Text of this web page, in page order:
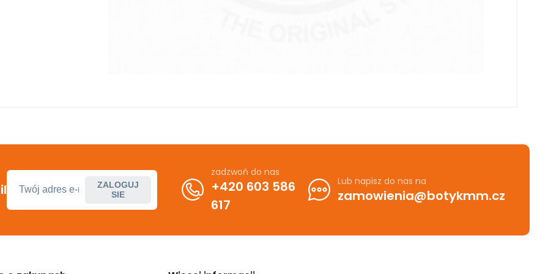
ZALOGUJ
SIE
zadzwoń do nas
+420 603 586
617
Lub napisz do nas na
zamowienia@botykmm.cz